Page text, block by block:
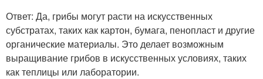
Ответ: Да, грибы могут расти на искусственных
субстратах, таких как картон, бумага, пенопласт и другие
органические материалы. Это делает возможным
выращивание грибов в искусственных условиях, таких
как теплицы или лаборатории.